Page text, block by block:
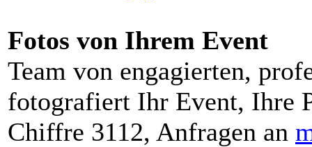
Fotos von Ihrem Event
Team von engagierten,
fotografiert Ihr Event, Ihre
Chiffre 3112, Anfragen an